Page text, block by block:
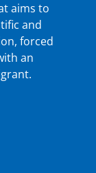
aims to
and
forced
an